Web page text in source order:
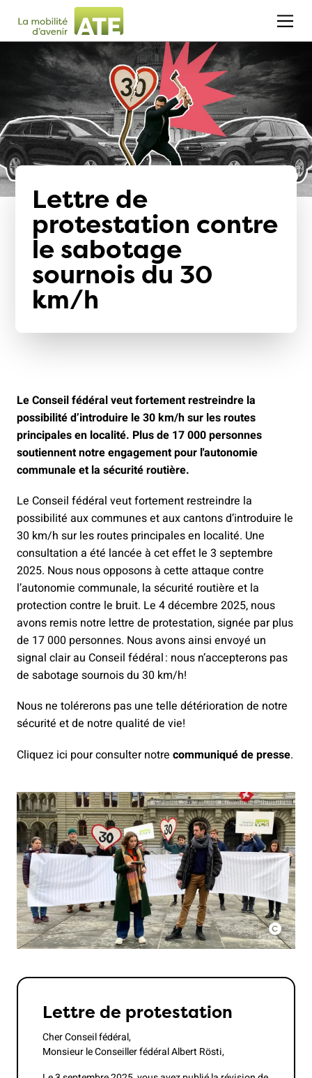
Lettre de
protestation contre
le sabotage
sournois du 30
km/h
Le Conseil fédéral veut fortement restreindre la
possibilité d’introduire le 30 km/h sur les routes
principales en localité. Plus de 17 000 personnes
soutiennent notre engagement pour l'autonomie
communale et la sécurité routière.
Le Conseil fédéral veut fortement restreindre la
possibilité aux communes et aux cantons d’introduire le
30 km/h sur les routes principales en localité. Une
consultation a été lancée à cet effet le 3 septembre
2025. Nous nous opposons à cette attaque contre
l’autonomie communale, la sécurité routière et la
protection contre le bruit. Le 4 décembre 2025, nous
avons remis notre lettre de protestation, signée par plus
de 17 000 personnes. Nous avons ainsi envoyé un
signal clair au Conseil fédéral : nous n’accepterons pas
de sabotage sournois du 30 km/h!
Nous ne tolérerons pas une telle détérioration de notre
sécurité et de notre qualité de vie!
Cliquez ici pour consulter notre communiqué de presse.
Lettre de protestation
Cher Conseil fédéral,
Monsieur le Conseiller fédéral Albert Rösti,